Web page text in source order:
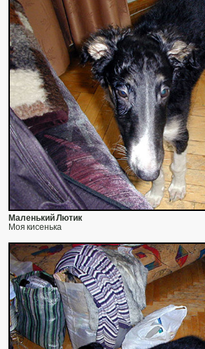
Маленький Лютик
Моя кисенька